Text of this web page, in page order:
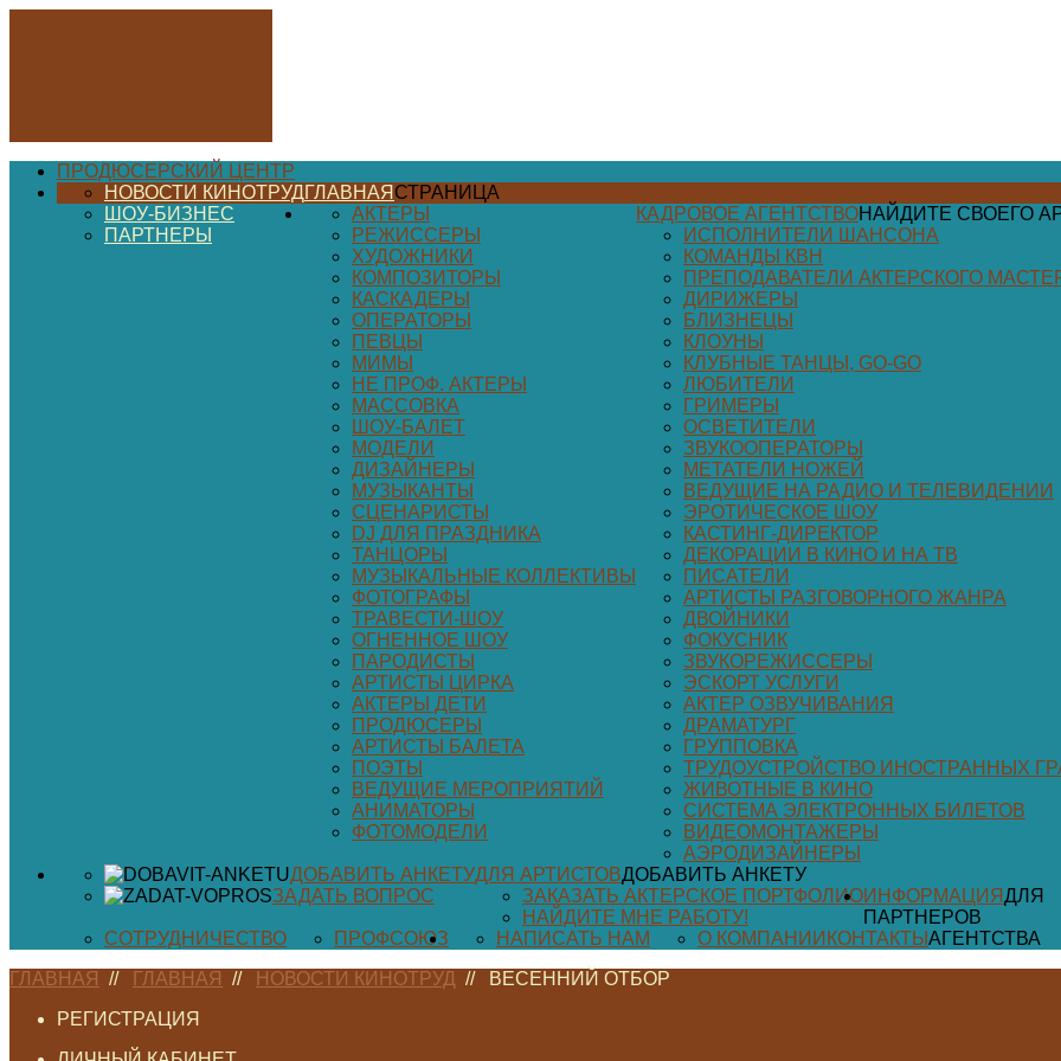
ПРОДЮСЕРСКИЙ ЦЕНТР
ГЛАВНАЯ СТРАНИЦА
НОВОСТИ КИНОТРУД
ШОУ-БИЗНЕС
ПАРТНЕРЫ
КАДРОВОЕ АГЕНТСТВОНАЙДИТЕ СВОЕГО
АКТЕРЫ
РЕЖИССЕРЫ
ХУДОЖНИКИ
КОМПОЗИТОРЫ
КАСКАДЕРЫ
ОПЕРАТОРЫ
ПЕВЦЫ
МИМЫ
НЕ ПРОФ. АКТЕРЫ
МАССОВКА
ШОУ-БАЛЕТ
МОДЕЛИ
ДИЗАЙНЕРЫ
МУЗЫКАНТЫ
СЦЕНАРИСТЫ
DJ ДЛЯ ПРАЗДНИКА
ТАНЦОРЫ
МУЗЫКАЛЬНЫЕ КОЛЛЕКТИВЫ
ФОТОГРАФЫ
ТРАВЕСТИ-ШОУ
ОГНЕННОЕ ШОУ
ПАРОДИСТЫ
АРТИСТЫ ЦИРКА
АКТЕРЫ ДЕТИ
ПРОДЮСЕРЫ
АРТИСТЫ БАЛЕТА
ПОЭТЫ
ВЕДУЩИЕ МЕРОПРИЯТИЙ
АНИМАТОРЫ
ФОТОМОДЕЛИ
ИСПОЛНИТЕЛИ ШАНСОНА
КОМАНДЫ КВН
ПРЕПОДАВАТЕЛИ АКТЕРСКОГО
ДИРИЖЕРЫ
БЛИЗНЕЦЫ
КЛОУНЫ
КЛУБНЫЕ ТАНЦЫ, GO-GO
ЛЮБИТЕЛИ
ГРИМЕРЫ
ОСВЕТИТЕЛИ
ЗВУКООПЕРАТОРЫ
МЕТАТЕЛИ НОЖЕЙ
ВЕДУЩИЕ НА РАДИО И ТЕЛЕВИДЕНИИ
ЭРОТИЧЕСКОЕ ШОУ
КАСТИНГ-ДИРЕКТОР
ДЕКОРАЦИИ В КИНО И НА ТВ
ПИСАТЕЛИ
АРТИСТЫ РАЗГОВОРНОГО ЖАНРА
ДВОЙНИКИ
ФОКУСНИК
ЗВУКОРЕЖИССЕРЫ
ЭСКОРТ УСЛУГИ
АКТЕР ОЗВУЧИВАНИЯ
ДРАМАТУРГ
ГРУППОВКА
ТРУДОУСТРОЙСТВО ИНОСТРАННЫХ
ЖИВОТНЫЕ В КИНО
СИСТЕМА ЭЛЕКТРОННЫХ БИЛЕТОВ
ВИДЕОМОНТАЖЕРЫ
АЭРОДИЗАЙНЕРЫ
ДЛЯ АРТИСТОВДОБАВИТЬ АНКЕТУ
ДОБАВИТЬ АНКЕТУ
ЗАДАТЬ ВОПРОС
ЗАКАЗАТЬ АКТЕРСКОЕ ПОРТФОЛИО
НАЙДИТЕ МНЕ РАБОТУ!
ИНФОРМАЦИЯДЛЯ
ПАРТНЕРОВ
СОТРУДНИЧЕСТВО
ПРОФСОЮЗ КОНТАКТЫ АГЕНТСТВА
НАПИСАТЬ НАМ
О КОМПАНИИ
ГЛАВНАЯ
// ГЛАВНАЯ // НОВОСТИ КИНОТРУД //
ВЕСЕННИЙ ОТБОР
РЕГИСТРАЦИЯ